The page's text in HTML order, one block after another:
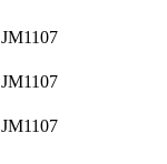
JM1107
JM1107
JM1107